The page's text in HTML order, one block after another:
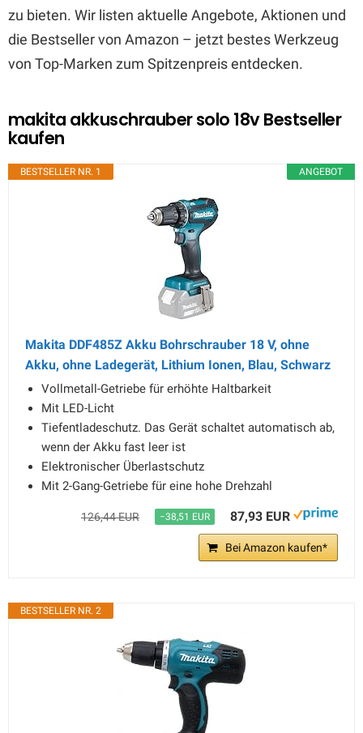
zu bieten. Wir listen aktuelle Angebote, Aktionen und
die Bestseller von Amazon – jetzt bestes Werkzeug
von Top-Marken zum Spitzenpreis entdecken.
makita akkuschrauber solo 18v Bestseller
kaufen
ANGEBOT
BESTSELLER NR. 1
Makita DDF485Z Akku Bohrschrauber 18 V, ohne
Akku, ohne Ladegerät, Lithium Ionen, Blau, Schwarz
Vollmetall-Getriebe für erhöhte Haltbarkeit
Mit LED-Licht
Tiefentladeschutz. Das Gerät schaltet automatisch ab,
wenn der Akku fast leer ist
Elektronischer Überlastschutz
Mit 2-Gang-Getriebe für eine hohe Drehzahl
126,44 EUR −38,51 EUR 87,93 EUR
Bei Amazon kaufen*
BESTSELLER NR. 2